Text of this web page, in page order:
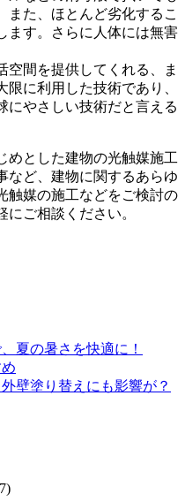
また、ほとんど劣化するこ
ます。さらに人体には無害
空間を提供してくれる、ま
に利用した技術であり、
にやさしい技術だと言える
めとした建物の光触媒施工
など、建物に関するあらゆ
触媒の施工などをご検討の
ご相談ください。
夏の暑さを快適に！
壁塗り替えにも影響が？